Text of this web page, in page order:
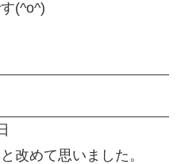
(^o^)
改めて思いました。